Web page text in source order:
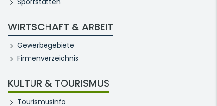
Sportstätten
WIRTSCHAFT & ARBEIT
Gewerbegebiete
Firmenverzeichnis
KULTUR & TOURISMUS
Tourismusinfo